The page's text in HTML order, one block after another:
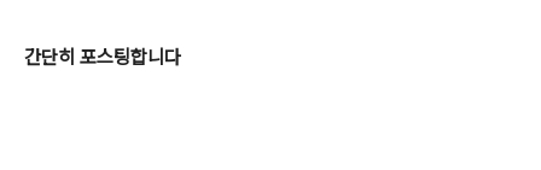
간단히 포스팅합니다